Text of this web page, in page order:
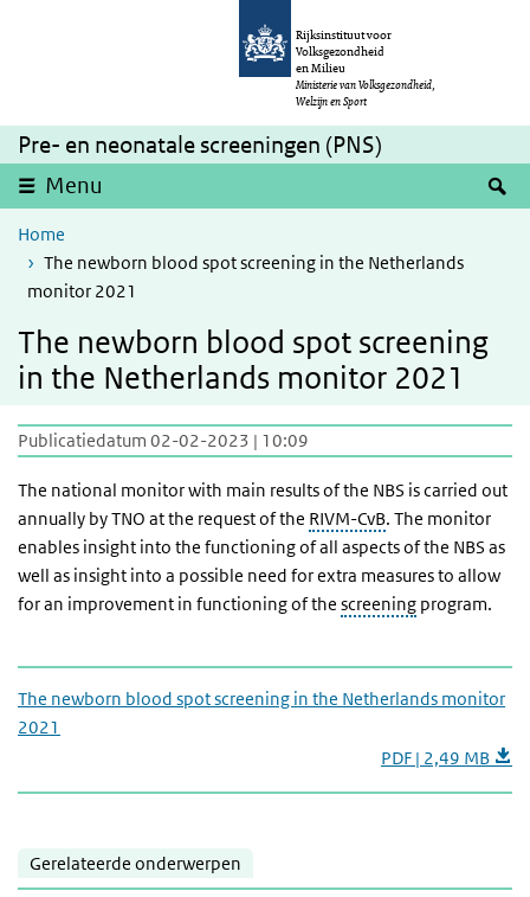
Overslaan en naar de inhoud gaan
Rijksinstituut voor
Volksgezondheid
en Milieu
Ministerie van Volksgezondheid,
Welzijn en Sport
Pre- en neonatale screeningen (PNS)
Menu
Home
The newborn blood spot screening in the Netherlands
monitor 2021
The newborn blood spot screening
in the Netherlands monitor 2021
Publicatiedatum 02-02-2023 | 10:09
The national monitor with main results of the NBS is carried out
annually by TNO at the request of the RIVM-CvB. The monitor
enables insight into the functioning of all aspects of the NBS as
well as insight into a possible need for extra measures to allow
for an improvement in functioning of the screening program.
The newborn blood spot screening in the Netherlands monitor
2021
PDF | 2,49 MB
Gerelateerde onderwerpen